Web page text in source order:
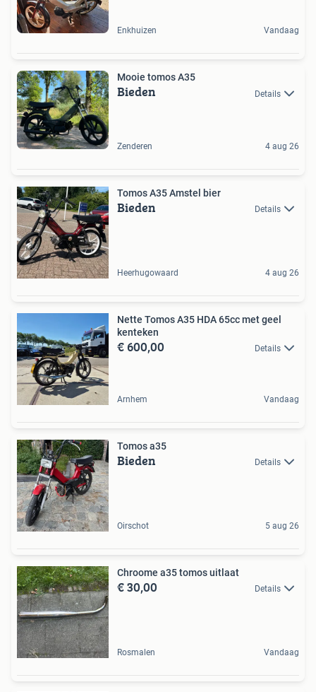
Enkhuizen Vandaag
Mooie tomos A35
Bieden Details
Zenderen 4 aug 26
Tomos A35 Amstel bier
Bieden Details
Heerhugowaard 4 aug 26
Nette Tomos A35 HDA 65cc met geel
kenteken
€ 600,00 Details
Arnhem Vandaag
Tomos a35
Bieden Details
Oirschot 5 aug 26
Chroome a35 tomos uitlaat
€ 30,00 Details
Rosmalen Vandaag